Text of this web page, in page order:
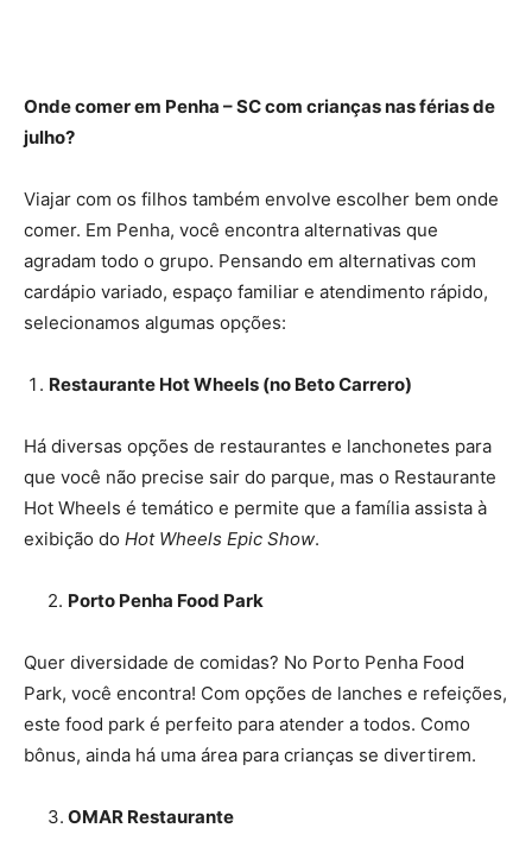
Onde comer em Penha – SC com crianças nas férias de
julho?
Viajar com os filhos também envolve escolher bem onde
comer. Em Penha, você encontra alternativas que
agradam todo o grupo. Pensando em alternativas com
cardápio variado, espaço familiar e atendimento rápido,
selecionamos algumas opções:
Restaurante Hot Wheels (no Beto Carrero)
Há diversas opções de restaurantes e lanchonetes para
que você não precise sair do parque, mas o Restaurante
Hot Wheels é temático e permite que a família assista à
exibição do Hot Wheels Epic Show.
2. Porto Penha Food Park
Quer diversidade de comidas? No Porto Penha Food
Park, você encontra! Com opções de lanches e refeições,
este food park é perfeito para atender a todos. Como
bônus, ainda há uma área para crianças se divertirem.
3. OMAR Restaurante